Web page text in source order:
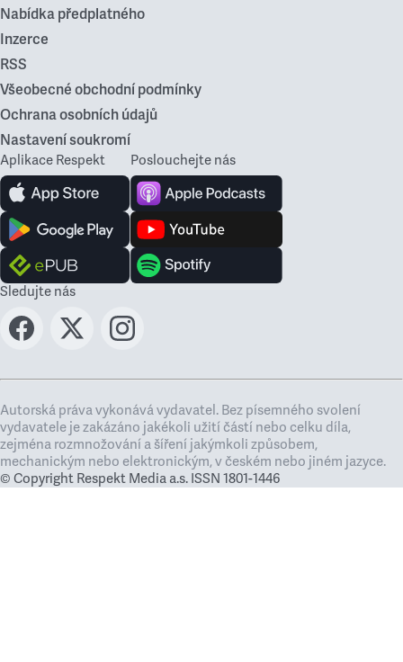
Nabídka předplatného
Inzerce
RSS
Všeobecné obchodní podmínky
Ochrana osobních údajů
Nastavení soukromí
Aplikace Respekt Poslouchejte nás
Sledujte nás
Autorská práva vykonává vydavatel. Bez písemného svolení
vydavatele je zakázáno jakékoli užití částí nebo celku díla,
zejména rozmnožování a šíření jakýmkoli způsobem,
mechanickým nebo elektronickým, v českém nebo jiném jazyce.
© Copyright Respekt Media a.s. ISSN 1801-1446